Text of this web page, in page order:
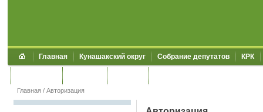
Главная Кунашакский округ Собрание депутатов КРК
Главная / Авторизация